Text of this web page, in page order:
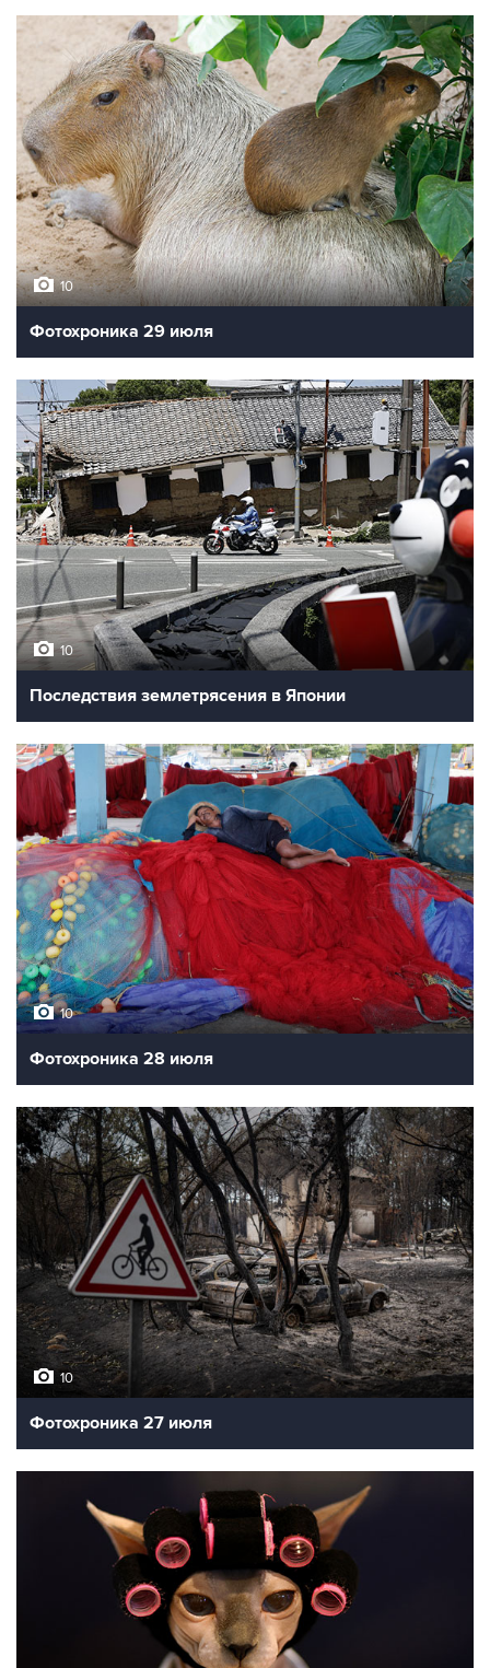
10
Фотохроника 29 июля
10
Последствия землетрясения в Японии
10
Фотохроника 28 июля
10
Фотохроника 27 июля